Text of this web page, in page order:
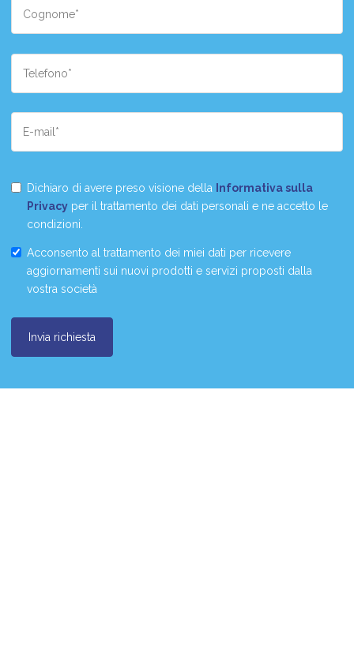
Dichiaro di avere preso visione della Informativa sulla
Privacy per il trattamento dei dati personali e ne accetto le
condizioni.
Acconsento al trattamento dei miei dati per ricevere
aggiornamenti sui nuovi prodotti e servizi proposti dalla
vostra società